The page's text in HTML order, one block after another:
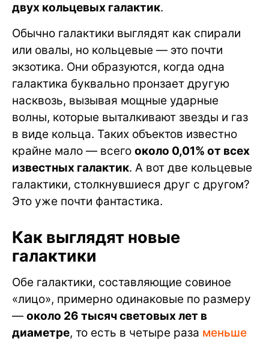
двух кольцевых галактик.
Обычно галактики выглядят как спирали
или овалы, но кольцевые — это почти
экзотика. Они образуются, когда одна
галактика буквально пронзает другую
насквозь, вызывая мощные ударные
волны, которые выталкивают звезды и газ
в виде кольца. Таких объектов известно
крайне мало — всего около 0,01% от всех
известных галактик. А вот две кольцевые
галактики, столкнувшиеся друг с другом?
Это уже почти фантастика.
Как выглядят новые
галактики
Обе галактики, составляющие совиное
«лицо», примерно одинаковые по размеру
— около 26 тысяч световых лет в
диаметре, то есть в четыре раза меньше